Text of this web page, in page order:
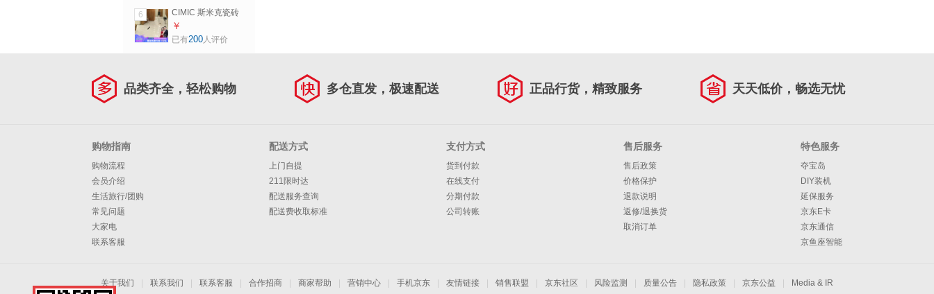
片价(6片/箱)
6
CIMIC 斯米克瓷砖
客厅地砖别墅 卧室
餐厅耐磨防滑抛光
￥
已有200人评价
品类齐全，轻松购物 多仓直发，极速配送 正品行货，精致服务 天天低价，畅选无忧
购物指南
购物流程
会员介绍
生活旅行/团购
常见问题
大家电
联系客服
配送方式
上门自提
211限时达
配送服务查询
配送费收取标准
支付方式
货到付款
在线支付
分期付款
公司转账
售后服务
售后政策
价格保护
退款说明
返修/退换货
取消订单
特色服务
夺宝岛
DIY装机
延保服务
京东E卡
京东通信
京鱼座智能
关于我们 联系我们 联系客服 合作招商 商家帮助 营销中心 手机京东 友情链接 销售联盟 京东社区 风险监测 质量公告 隐私政策 京东公益 Media & IR